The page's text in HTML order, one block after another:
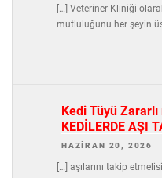
[…] Veteriner Kliniği
mutluluğunu her şeyin
Kedi Tüyü
KEDİLERDE AŞI
HAZIRAN 20, 2026
[…] aşılarını takip